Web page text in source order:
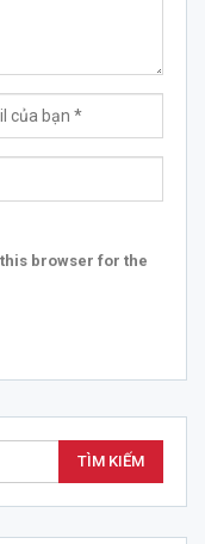
browser for the